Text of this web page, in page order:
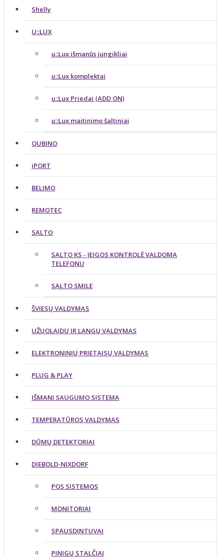
Shelly
U::LUX
u::Lux išmanūs jungikliai
u::Lux komplektai
u::Lux Priedai (ADD ON)
u::Lux maitinimo šaltiniai
QUBINO
iPORT
BELIMO
REMOTEC
SALTO
SALTO KS - ĮEIGOS KONTROLĖ VALDOMA
TELEFONU
SALTO SMILE
ŠVIESŲ VALDYMAS
UŽUOLAIDŲ IR LANGŲ VALDYMAS
ELEKTRONINIŲ PRIETAISŲ VALDYMAS
PLUG & PLAY
IŠMANI SAUGUMO SISTEMA
TEMPERATŪROS VALDYMAS
DŪMŲ DETEKTORIAI
DIEBOLD-NIXDORF
POS SISTEMOS
MONITORIAI
SPAUSDINTUVAI
PINIGŲ STALČIAI